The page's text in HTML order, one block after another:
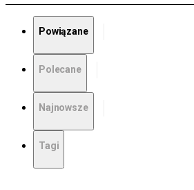
Powiązane
Polecane
Najnowsze
Tagi